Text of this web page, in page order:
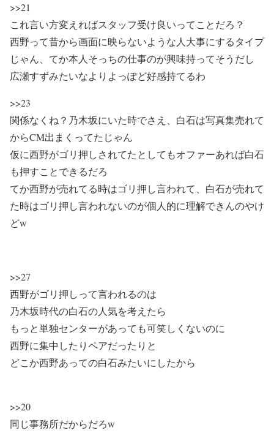
>>21
これ言い方変えればスタッフ受け良いってことだろ？
西野って昔から画面に映らないような人大事にするタイプ
じゃん、てか本人そっちの仕事のが興味持ってそうだし
広瀬すずみたいなよりよっぽど好感持てるわ
>>23
関係なくね？乃木坂にいた時でさえ、白石は写真集売れて
からCM出まくってたじゃん
仮に西野がゴリ押しされてたとしてもオファーあれば白石
も押すことできるだろ
てか西野が売れてる時はゴリ押し言われて、白石が売れて
た時はゴリ押し言われないのが個人的に理解できんのやけ
どw
>>27
西野がゴリ押しって言われるのは
乃木坂時代の白石の人気を考えたら
もっと単独センターがあっても可笑しくないのに
西野に集中したりペアだったりと
どこか西野あっての白石みたいにしたから
>>20
同じ事務所だからだろw